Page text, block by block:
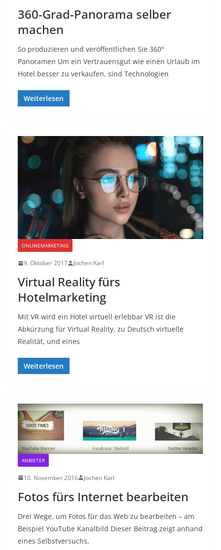
360-Grad-Panorama selber
machen
So produzieren und veröffentlichen Sie 360°
Panoramen Um ein Vertrauensgut wie einen Urlaub im
Hotel besser zu verkaufen, sind Technologien
Weiterlesen
ONLINEMARKETING
9. Oktober 2017 Jochen Karl
Virtual Reality fürs
Hotelmarketing
Mit VR wird ein Hotel virtuell erlebbar VR ist die
Abkürzung für Virtual Reality, zu Deutsch virtuelle
Realität, und eines
Weiterlesen
ANBIETER
10. November 2016 Jochen Karl
Fotos fürs Internet bearbeiten
Drei Wege, um Fotos für das Web zu bearbeiten – am
Beispiel YouTube Kanalbild Dieser Beitrag zeigt anhand
eines Selbstversuchs,